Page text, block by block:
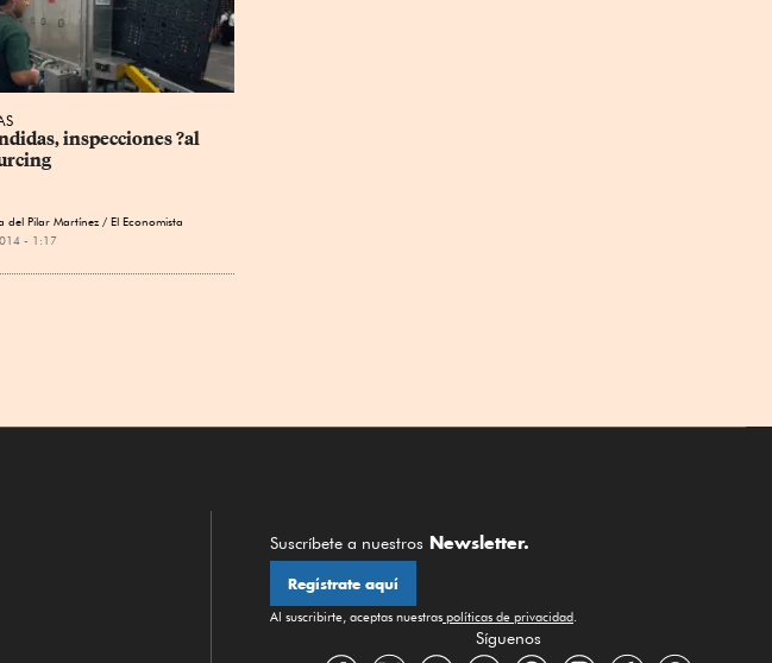
inspecciones ?al
del Pilar Martínez / El Economista
- 1:17
Suscríbete a nuestros Newsletter.
Regístrate aquí
Al suscribirte, aceptas nuestras políticas de privacidad.
Síguenos